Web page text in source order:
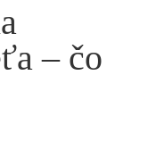
– čo